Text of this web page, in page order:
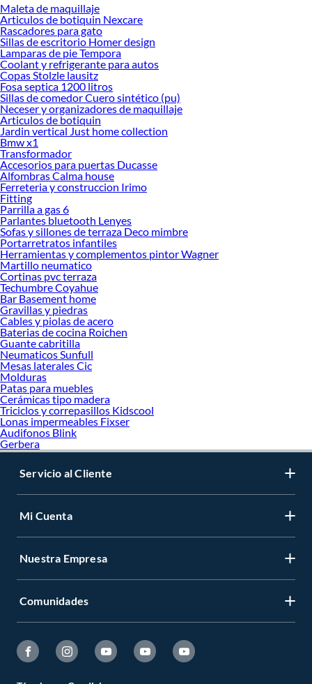
Desde remodelaciones hasta proyectos de decoración, estamos aquí para hacer
tus ideas realidad. ¡Visítanos y encuentra todo lo que tenemos para ofrecerte en
Herramientas Mecánicas para autos!
Explora la variedad de productos de Herramientas Mecánicas para
autos en Sodimac
Herramientas, materiales y accesorios de calidad para tus proyectos y
renovación de espacios. ¡Visítanos y descubre todo lo que tenemos para
ofrecerte!
Encuentra una amplia variedad de productos de Herramientas Mecánicas para
autos en Sodimac. Encuentra todo lo necesario para tus proyectos de
renovación y decoración. ¡Visítanos y haz tus ideas realidad!
Maleta de maquillaje
Articulos de botiquin Nexcare
Rascadores para gato
Sillas de escritorio Homer design
Lamparas de pie Tempora
Coolant y refrigerante para autos
Copas Stolzle lausitz
Fosa septica 1200 litros
Sillas de comedor Cuero sintético (pu)
Neceser y organizadores de maquillaje
Articulos de botiquin
Jardin vertical Just home collection
Bmw x1
Transformador
Accesorios para puertas Ducasse
Alfombras Calma house
Ferreteria y construccion Irimo
Fitting
Parrilla a gas 6
Parlantes bluetooth Lenyes
Sofas y sillones de terraza Deco mimbre
Portarretratos infantiles
Herramientas y complementos pintor Wagner
Martillo neumatico
Cortinas pvc terraza
Techumbre Coyahue
Bar Basement home
Gravillas y piedras
Cables y piolas de acero
Baterias de cocina Roichen
Guante cabritilla
Neumaticos Sunfull
Mesas laterales Cic
Molduras
Patas para muebles
Cerámicas tipo madera
Triciclos y correpasillos Kidscool
Lonas impermeables Fixser
Audifonos Blink
Gerbera
Servicio al Cliente
Mi Cuenta
Nuestra Empresa
Comunidades